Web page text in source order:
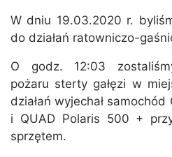
W dniu 19.03.2020 r.
do działań ratowniczo-
O godz. 12:03
pożaru sterty gałęzi w
działań wyjechał
i QUAD Polaris 500 +
sprzętem.